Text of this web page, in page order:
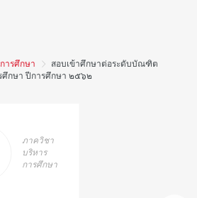
ารศึกษา
สอบเข้าศึกษาต่อระดับบัณฑิต
ศึกษา ปีการศึกษา ๒๕๖๒
ภาควิชา
บริหาร
การศึกษา